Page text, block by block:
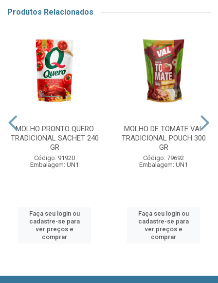
Produtos Relacionados
MOLHO PRONTO QUERO
TRADICIONAL SACHET 240
GR
Código: 91920
Embalagem: UN1
Faça seu login ou
cadastre-se para
ver preços e
comprar
MOLHO DE TOMATE VAL
TRADICIONAL POUCH 300
GR
Código: 79692
Embalagem: UN1
Faça seu login ou
cadastre-se para
ver preços e
comprar